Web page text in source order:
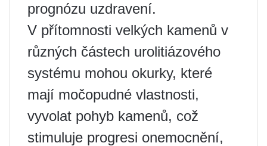
prognózu uzdravení.
V přítomnosti velkých kamenů v
různých částech urolitiázového
systému mohou okurky, které
mají močopudné vlastnosti,
vyvolat pohyb kamenů, což
stimuluje progresi onemocnění,